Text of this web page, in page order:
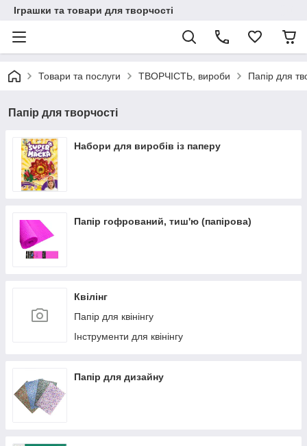
Іграшки та товари для творчості
Товари та послуги ТВОРЧІСТЬ, вироби Папір для
Папір для творчості
Набори для виробів із паперу
Папір гофрований, тиш'ю (папірова)
Квілінг
Папір для квінінгу
Інструменти для квінінгу
Папір для дизайну